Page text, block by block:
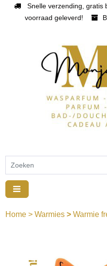
Snelle verzending, gratis
voorraad geleverd!
Home > Warmies > Warmie